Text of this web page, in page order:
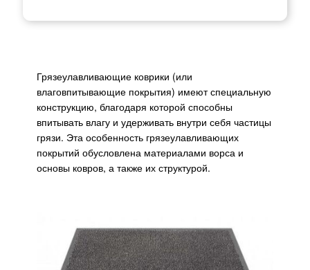
Грязеулавливающие коврики (или
влаговпитывающие покрытия) имеют специальную
конструкцию, благодаря которой способны
впитывать влагу и удерживать внутри себя частицы
грязи. Эта особенность грязеулавливающих
покрытий обусловлена материалами ворса и
основы ковров, а также их структурой.